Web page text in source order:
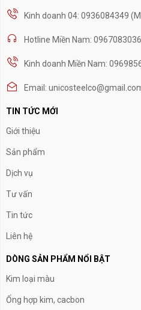
Kinh doanh 04: 0936084349
Hotline Miền Nam:
Kinh doanh Miền Nam:
Email:
TIN TỨC MỚI
Giới thiệu
Sản phẩm
Dịch vụ
Tư vấn
Tin tức
Liên hệ
DÒNG SẢN PHẨM NỔI BẬT
Kim loại màu
Ống hợp kim, cacbon